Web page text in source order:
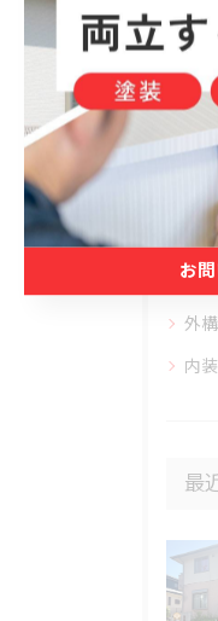
全
塗装
防水
水回
外構
内装
最
お
お